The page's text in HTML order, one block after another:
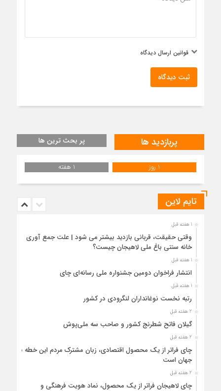
قوانین ارسال دیدگاه
ثبت دیدگاه
پربازدید ها پر بحث ترین ها
1 روز 1 هفته
تایم لاین
1 هفته قبل
وقتی حقیقت، قربانی بازدید بیشتر می شود | علت جمع آوری
خانه سنتی باغ ملی لاهیجان چیست؟
1 هفته قبل
انتشار فراخوان دومین جشنواره ملی رسانه‌ای چای
1 هفته قبل
رتبه نخست نوغانداران لنگرودی در کشور
2 هفته قبل
گیلان فاتح شطرنج کشور و صاحب سه ملی‌پوش
2 هفته قبل
چای فراتر از یک محصول اقتصادی، زبان مشترک مردم این خطه با
جهان است
2 هفته قبل
چای لاهیجان فراتر از یک محصول، نماد هویت فرهنگی و